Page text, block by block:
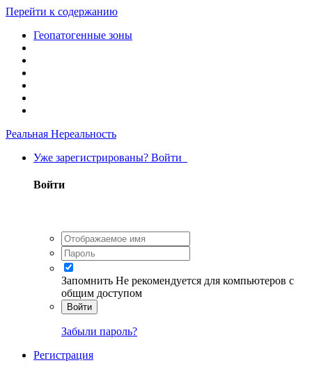
Перейти к содержанию
Геопатогенные зоны
Реальная Нереальность
Уже зарегистрированы? Войти
Войти
Запомнить Не рекомендуется для компьютеров с
общим доступом
Войти
Забыли пароль?
Регистрация